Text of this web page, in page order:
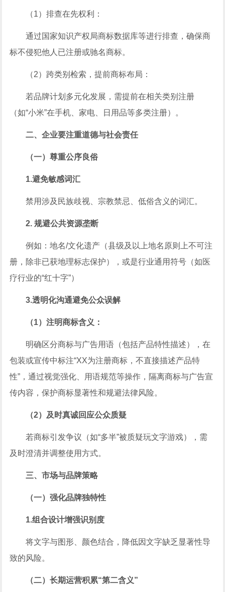
（1）排查在先权利：
通过国家知识产权局商标数据库等进行排查，确保商
标不侵犯他人已注册或驰名商标。
（2）跨类别检索，提前商标布局：
若品牌计划多元化发展，需提前在相关类别注册
（如“小米”在手机、家电、日用品等多类注册）。
二、企业要注重道德与社会责任
（一）尊重公序良俗
1.避免敏感词汇
禁用涉及民族歧视、宗教禁忌、低俗含义的词汇。
2. 规避公共资源垄断
例如：地名/文化遗产（县级及以上地名原则上不可注
册，除非已获地理标志保护），或是行业通用符号（如医
疗行业的“红十字”）
3.透明化沟通避免公众误解
（1）注明商标含义：
明确区分商标与广告用语（包括产品特性描述），在
包装或宣传中标注“XX为注册商标，不直接描述产品特
性”，通过视觉强化、用语规范等操作，隔离商标与广告宣
传内容，保护商标显著性和规避法律风险。
（2）及时真诚回应公众质疑
若商标引发争议（如“多半”被质疑玩文字游戏），需
及时澄清并调整使用方式。
三、市场与品牌策略
（一）强化品牌独特性
1.组合设计增强识别度
将文字与图形、颜色结合，降低因文字缺乏显著性导
致的风险。
（二）长期运营积累“第二含义”